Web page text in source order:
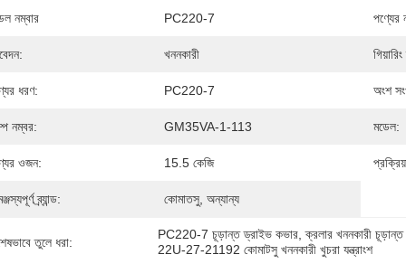
নম্বার PC220-7 পণ্যের
খননকারী
ধরণ: PC220-7 অংশ
নম্বর: GM35VA-1-113 মডেল:
ওজন: 15.5 কেজি
ব্র্যান্ড: কোমাতসু, অন্যান্য
তুলে ধরা:
PC220-7 চূড়ান্ত ড্রাইভ কভার , ক্রলার খননকারী
22U-27-21192 কোমাটসু খননকারী খুচরা যন্ত্রাংশ